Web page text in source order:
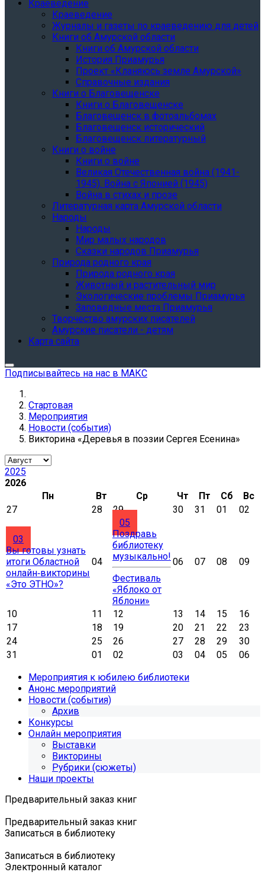
Краеведение
Краеведение
Журналы и газеты по краеведению для детей
Книги об Амурской области
Книги об Амурской области
История Приамурья
Проект «Кланяюсь земле Амурской»
Справочные издания
Книги о Благовещенске
Книги о Благовещенске
Благовещенск в фотоальбомах
Благовещенск исторический
Благовещенск литературный
Книги о войне
Книги о войне
Великая Отечественная война (1941-
1945). Война с Японией (1945)
Война в стихах и прозе
Литературная карта Амурской области
Народы
Народы
Мир малых народов
Сказки народов Приамурья
Природа родного края
Природа родного края
Животный и растительный мир
Экологические проблемы Приамурья
Заповедные места Приамурья
Творчество амурских писателей
Амурские писатели - детям
Карта сайта
Подписывайтесь на нас в МАКС
Стартовая
Мероприятия
Новости (события)
Викторина «Деревья в поэзии Сергея Есенина»
2025
2026
Пн
Вт Ср Чт Пт Сб
Вс
27
28 29 30 31 01 02
03
Вы готовы узнать
итоги Областной
онлайн‑викторины
«Это ЭТНО»?
04
05
Поздравь
библиотеку
музыкально!
Фестиваль
«Яблоко от
Яблони»
06 07 08 09
10 11 12 13 14 15
16
17
18 19 20 21 22
23
24
25 26 27 28 29
30
31
01 02 03 04 05
06
Мероприятия к юбилею библиотеки
Анонс мероприятий
Новости (события)
Архив
Конкурсы
Онлайн мероприятия
Выставки
Викторины
Рубрики (сюжеты)
Наши проекты
Предварительный заказ книг
Предварительный заказ книг
Записаться в библиотеку
Записаться в библиотеку
Электронный каталог